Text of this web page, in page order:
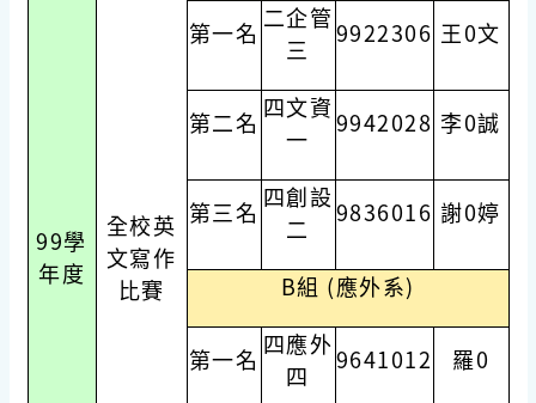
99學
年度
全校英
文寫作
比賽
第一名 二企管
三
9922306 王0文
第二名 四文資
一
9942028 李0誠
第三名 四創設
二
9836016 謝0婷
B組 (應外系)
第一名 四應外
四
9641012 羅0